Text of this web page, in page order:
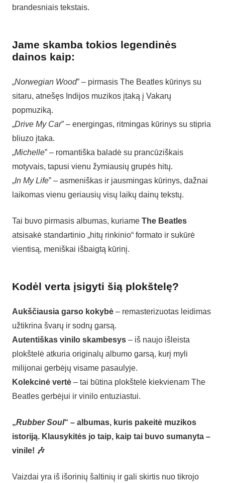
brandesniais tekstais.
Jame skamba tokios legendinės
dainos kaip:
„Norwegian Wood” – pirmasis The Beatles kūrinys su
sitaru, atnešęs Indijos muzikos įtaką į Vakarų
popmuziką.
„Drive My Car” – energingas, ritmingas kūrinys su stipria
bliuzo įtaka.
„Michelle” – romantiška baladė su prancūziškais
motyvais, tapusi vienu žymiausių grupės hitų.
„In My Life” – asmeniškas ir jausmingas kūrinys, dažnai
laikomas vienu geriausių visų laikų dainų tekstų.
Tai buvo pirmasis albumas, kuriame The Beatles
atsisakė standartinio „hitų rinkinio“ formato ir sukūrė
vientisą, meniškai išbaigtą kūrinį.
Kodėl verta įsigyti šią plokštelę?
Aukščiausia garso kokybė – remasterizuotas leidimas
užtikrina švarų ir sodrų garsą.
Autentiškas vinilo skambesys – iš naujo išleista
plokštelė atkuria originalų albumo garsą, kurį myli
milijonai gerbėjų visame pasaulyje.
Kolekcinė vertė – tai būtina plokštelė kiekvienam The
Beatles gerbėjui ir vinilo entuziastui.
„Rubber Soul“ – albumas, kuris pakeitė muzikos
istoriją. Klausykitės jo taip, kaip tai buvo sumanyta –
vinile! 🎶
Vaizdai yra iš išorinių šaltinių ir gali skirtis nuo tikrojo